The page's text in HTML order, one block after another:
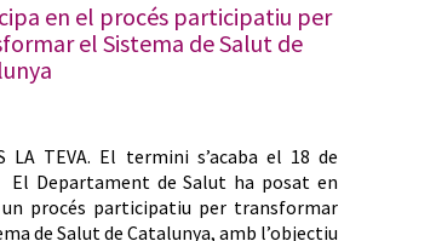
en el procés participatiu per
el Sistema de Salut de
LA TEVA. El termini s’acaba el 18 de
El Departament de Salut ha posat en
un procés participatiu per transformar
de Salut de Catalunya, amb l’objectiu